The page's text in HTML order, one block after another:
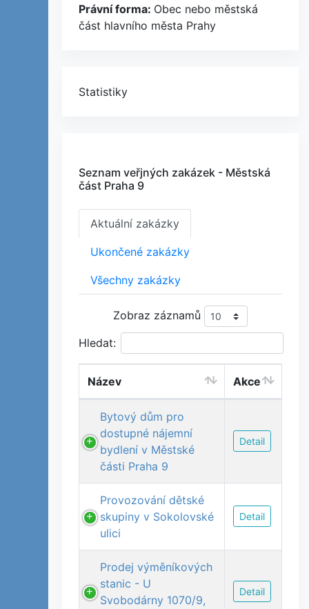
Právní forma: Obec nebo městská
část hlavního města Prahy
Statistiky
Seznam veřjných zakázek - Městská
část Praha 9
Aktuální zakázky
Ukončené zakázky
Všechny zakázky
Zobraz záznamů
Hledat:
Název Akce
Bytový dům pro
dostupné nájemní
bydlení v Městské
části Praha 9
Detail
Provozování dětské
skupiny v Sokolovské
ulici
Detail
Prodej výměníkových
stanic - U
Svobodárny 1070/9,
Detail